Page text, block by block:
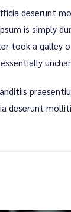
deserunt
is simply
took a
deserunt